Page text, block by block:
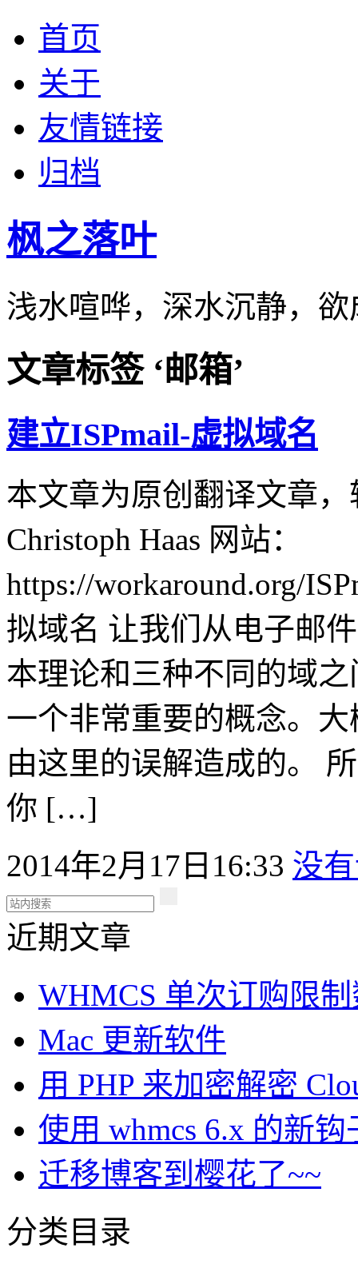
首页
关于
友情链接
归档
枫之落叶
浅水喧哗，深水沉静，
文章标签 ‘邮箱’
建立ISPmail-虚拟域名
本文章为原创翻译文章
Christoph Haas 网站：
https://workaround.org/
拟域名 让我们从电子邮
本理论和三种不同的域
一个非常重要的概念。
由这里的误解造成的。
你 […]
2014年2月17日16:33 没
近期文章
WHMCS 单次订购限
Mac 更新软件
用 PHP 来加密解密
使用 whmcs 6.x 的新
迁移博客到樱花了~~
分类目录